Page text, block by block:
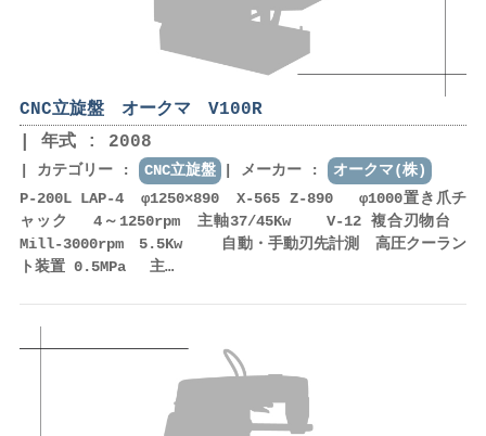
CNC立旋盤 オークマ V100R
年式 : 2008
カテゴリー : CNC立旋盤 メーカー :
オークマ(株)
P-200L LAP-4 φ1250×890 X-565 Z-890 φ1000置き爪チ
ャック 4～1250rpm 主軸37/45Kw V-12 複合刃物台
Mill‐3000rpm 5.5Kw 自動・手動刃先計測 高圧クーラン
ト装置 0.5MPa 主…